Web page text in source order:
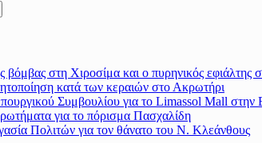
βόμβας στη Χιροσίμα και ο πυρηνικός εφιάλτης
κατά των κεραιών στο Ακρωτήρι
Συμβουλίου για το Limassol Mall στην
για το πόρισμα Πασχαλίδη
Πολιτών για τον θάνατο του Ν. Κλεάνθους